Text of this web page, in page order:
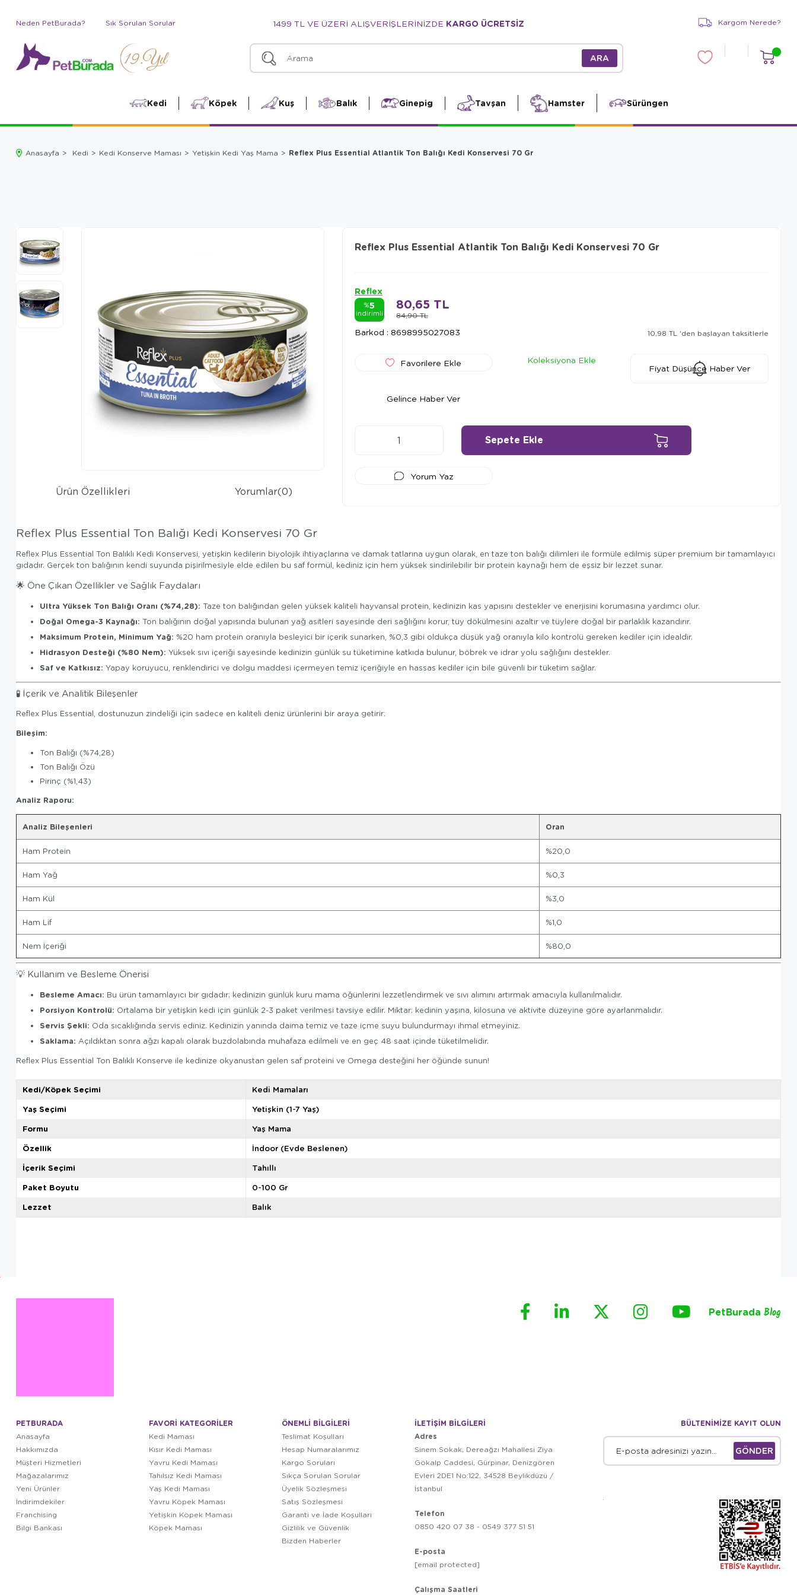
Neden PetBurada? Sık Sorulan Sorular 1499 TL VE ÜZERİ ALIŞVERİŞLERİNİZDE KARGO ÜCRETSİZ Kargom Nerede?
Kedi Köpek Kuş Balık Ginepig Tavşan Hamster Sürüngen
Anasayfa Kedi Kedi Konserve Maması Yetişkin Kedi Yaş Mama Reflex Plus Essential Atlantik Ton Balığı Kedi Konservesi 70 Gr
Reflex Plus Essential Atlantik Ton Balığı Kedi Konservesi 70 Gr
Reflex
%5
indirimli 84,90 TL
80,65 TL
Barkod : 8698995027083 10,98 TL 'den başlayan taksitlerle
Favorilere Ekle
Koleksiyona Ekle
Fiyat Düşünce Haber Ver
Gelince Haber Ver
Yorum Yaz
Ürün Özellikleri Yorumlar(0)
Reflex Plus Essential Ton Balığı Kedi Konservesi 70 Gr
Reflex Plus Essential Ton Balıklı Kedi Konservesi, yetişkin kedilerin biyolojik ihtiyaçlarına ve damak tatlarına uygun olarak, en taze ton balığı dilimleri ile formüle edilmiş süper premium bir tamamlayıcı
gıdadır. Gerçek ton balığının kendi suyunda pişirilmesiyle elde edilen bu saf formül, kediniz için hem yüksek sindirilebilir bir protein kaynağı hem de eşsiz bir lezzet sunar.
🌟 Öne Çıkan Özellikler ve Sağlık Faydaları
Ultra Yüksek Ton Balığı Oranı (%74,28): Taze ton balığından gelen yüksek kaliteli hayvansal protein, kedinizin kas yapısını destekler ve enerjisini korumasına yardımcı olur.
Doğal Omega-3 Kaynağı: Ton balığının doğal yapısında bulunan yağ asitleri sayesinde deri sağlığını korur, tüy dökülmesini azaltır ve tüylere doğal bir parlaklık kazandırır.
Maksimum Protein, Minimum Yağ: %20 ham protein oranıyla besleyici bir içerik sunarken, %0,3 gibi oldukça düşük yağ oranıyla kilo kontrolü gereken kediler için idealdir.
Hidrasyon Desteği (%80 Nem): Yüksek sıvı içeriği sayesinde kedinizin günlük su tüketimine katkıda bulunur, böbrek ve idrar yolu sağlığını destekler.
Saf ve Katkısız: Yapay koruyucu, renklendirici ve dolgu maddesi içermeyen temiz içeriğiyle en hassas kediler için bile güvenli bir tüketim sağlar.
🧪 İçerik ve Analitik Bileşenler
Reflex Plus Essential, dostunuzun zindeliği için sadece en kaliteli deniz ürünlerini bir araya getirir:
Bileşim:
Ton Balığı (%74,28)
Ton Balığı Özü
Pirinç (%1,43)
Analiz Raporu:
Analiz Bileşenleri Oran
Ham Protein %20,0
Ham Yağ %0,3
Ham Kül %3,0
Ham Lif %1,0
Nem İçeriği %80,0
💡 Kullanım ve Besleme Önerisi
Besleme Amacı: Bu ürün tamamlayıcı bir gıdadır; kedinizin günlük kuru mama öğünlerini lezzetlendirmek ve sıvı alımını artırmak amacıyla kullanılmalıdır.
Porsiyon Kontrolü: Ortalama bir yetişkin kedi için günlük 2-3 paket verilmesi tavsiye edilir. Miktar; kedinin yaşına, kilosuna ve aktivite düzeyine göre ayarlanmalıdır.
Servis Şekli: Oda sıcaklığında servis ediniz. Kedinizin yanında daima temiz ve taze içme suyu bulundurmayı ihmal etmeyiniz.
Saklama: Açıldıktan sonra ağzı kapalı olarak buzdolabında muhafaza edilmeli ve en geç 48 saat içinde tüketilmelidir.
Reflex Plus Essential Ton Balıklı Konserve ile kedinize okyanustan gelen saf proteini ve Omega desteğini her öğünde sunun!
Kedi/Köpek Seçimi
Kedi Mamaları
Yaş Seçimi
Yetişkin (1-7 Yaş)
Formu
Yaş Mama
Özellik
İndoor (Evde Beslenen)
İçerik Seçimi
Tahıllı
Paket Boyutu
0-100 Gr
Lezzet
Balık
PetBurada Blog
PETBURADA
Anasayfa
Hakkımızda
Müşteri Hizmetleri
Mağazalarımız
Yeni Ürünler
İndirimdekiler
Franchising
Bilgi Bankası
FAVORİ KATEGORİLER
Kedi Maması
Kısır Kedi Maması
Yavru Kedi Maması
Tahılsız Kedi Maması
Yaş Kedi Maması
Yavru Köpek Maması
Yetişkin Köpek Maması
Köpek Maması
ÖNEMLİ BİLGİLERİ
Teslimat Koşulları
Hesap Numaralarımız
Kargo Soruları
Sıkça Sorulan Sorular
Üyelik Sözleşmesi
Satış Sözleşmesi
Garanti ve İade Koşulları
Gizlilik ve Güvenlik
Bizden Haberler
İLETİŞİM BİLGİLERİ
Adres
Sinem Sokak, Dereağzı Mahallesi Ziya
Gökalp Caddesi, Gürpınar, Denizgören
Evleri 2DE1 No:122, 34528 Beylikdüzü /
İstanbul
Telefon
0850 420 07 38 - 0549 377 51 51
E-posta
[email protected]
Çalışma Saatleri
BÜLTENİMİZE KAYIT OLUN
GÖNDER